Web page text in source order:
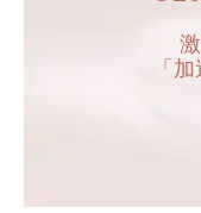
「